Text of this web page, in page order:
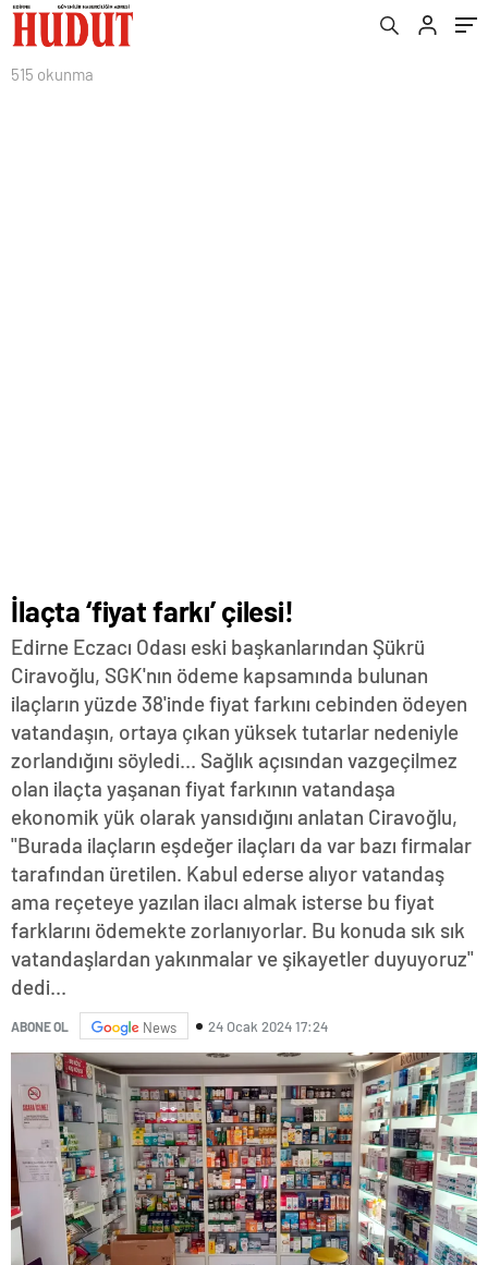
515 okunma
İlaçta ‘fiyat farkı’ çilesi!
Edirne Eczacı Odası eski başkanlarından Şükrü
Ciravoğlu, SGK'nın ödeme kapsamında bulunan
ilaçların yüzde 38'inde fiyat farkını cebinden ödeyen
vatandaşın, ortaya çıkan yüksek tutarlar nedeniyle
zorlandığını söyledi... Sağlık açısından vazgeçilmez
olan ilaçta yaşanan fiyat farkının vatandaşa
ekonomik yük olarak yansıdığını anlatan Ciravoğlu,
"Burada ilaçların eşdeğer ilaçları da var bazı firmalar
tarafından üretilen. Kabul ederse alıyor vatandaş
ama reçeteye yazılan ilacı almak isterse bu fiyat
farklarını ödemekte zorlanıyorlar. Bu konuda sık sık
vatandaşlardan yakınmalar ve şikayetler duyuyoruz"
dedi...
ABONE OL News 24 Ocak 2024 17:24